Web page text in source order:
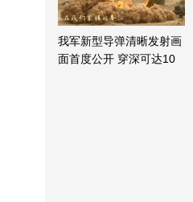
我军新型导弹清晰发射画
面首度公开 穿深可达10